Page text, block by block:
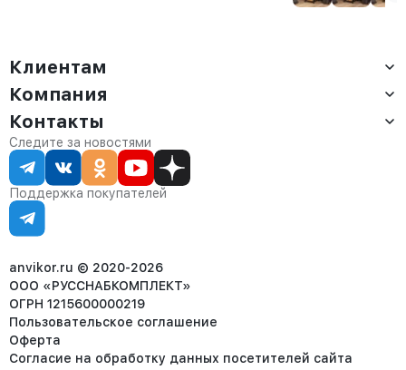
амаретто
Клиентам
Доставка
Оплата
Сервис
Статус заказа
Статьи
Компания
О компании
Контакты
Партнёрам
Контакты
Отдел продаж:
8 (800) 234-22-62
corp@anvikor.ru
Ежедневно, с 7:00-19:00 (МСК)
Отдел рекламации:
8 (953) 455-25-61
Следите за новостями
Поддержка покупателей
anvikor.ru © 2020-2026
ООО «РУССНАБКОМПЛЕКТ»
ОГРН 1215600000219
Пользовательское соглашение
Оферта
Согласие на обработку данных посетителей сайта